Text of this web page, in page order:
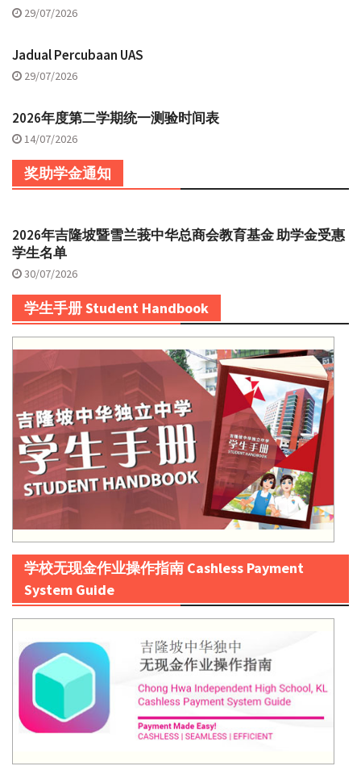
29/07/2026
Jadual Percubaan UAS
29/07/2026
2026年度第二学期统一测验时间表
14/07/2026
奖助学金通知
2026年吉隆坡暨雪兰莪中华总商会教育基金 助学金受惠
学生名单
30/07/2026
学生手册 Student Handbook
学校无现金作业操作指南 Cashless Payment
System Guide